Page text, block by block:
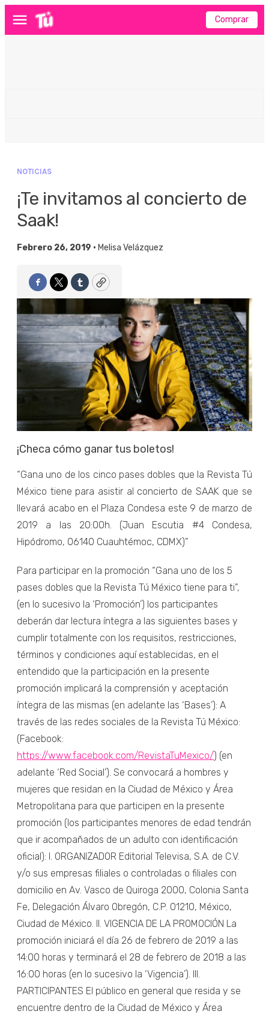
Menú Comprar
NOTICIAS
¡Te invitamos al concierto de
Saak!
Febrero 26, 2019 • Melisa Velázquez
Facebook
TwitterTumblrCopy
¡Checa cómo ganar tus boletos!
“Gana uno de los cinco pases dobles que la Revista Tú
México tiene para asistir al concierto de SAAK que se
llevará acabo en el Plaza Condesa este 9 de marzo de
2019 a las 20:00h. (Juan Escutia #4 Condesa,
Hipódromo, 06140 Cuauhtémoc, CDMX)”
Para participar en la promoción “Gana uno de los 5
pases dobles que la Revista Tú México tiene para ti”,
(en lo sucesivo la ‘Promoción’) los participantes
deberán dar lectura íntegra a las siguientes bases y
cumplir totalmente con los requisitos, restricciones,
términos y condiciones aquí establecidas, en el
entendido que la participación en la presente
promoción implicará la comprensión y aceptación
íntegra de las mismas (en adelante las ‘Bases’): A
través de las redes sociales de la Revista Tú México:
(Facebook:
https://www.facebook.com/RevistaTuMexico/) (en
adelante ‘Red Social’). Se convocará a hombres y
mujeres que residan en la Ciudad de México y Área
Metropolitana para que participen en la presente
promoción (los participantes menores de edad tendrán
que ir acompañados de un adulto con identificación
oficial): I. ORGANIZADOR Editorial Televisa, S.A. de C.V.
y/o sus empresas filiales o controladas o filiales con
domicilio en Av. Vasco de Quiroga 2000, Colonia Santa
Fe, Delegación Álvaro Obregón, C.P. 01210, México,
Ciudad de México. II. VIGENCIA DE LA PROMOCIÓN La
promoción iniciará el día 26 de febrero de 2019 a las
14:00 horas y terminará el 28 de febrero de 2018 a las
16:00 horas (en lo sucesivo la ‘Vigencia’). III.
PARTICIPANTES El público en general que resida y se
encuentre dentro de la Ciudad de México y Área